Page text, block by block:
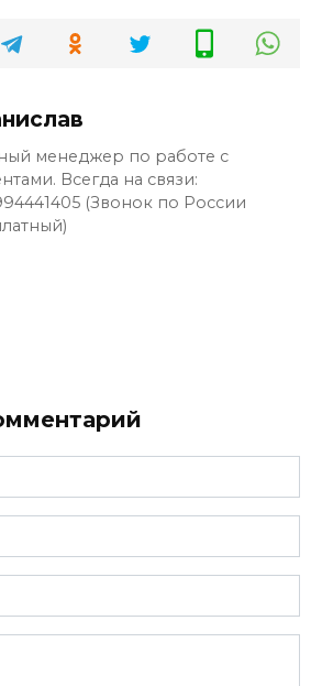
менеджер по работе с
Всегда на связи:
(Звонок по России